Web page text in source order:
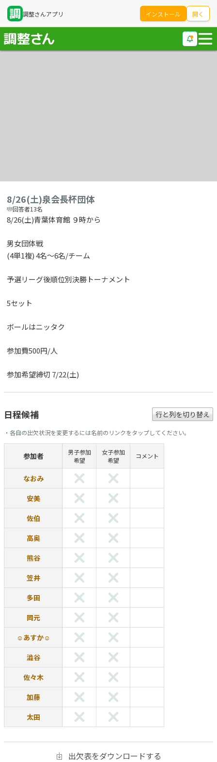
調整さんアプリ インストール 開く
8/26(土)泉会長杯団体
回答者13名
8/26(土)青葉体育館 ９時から
男女団体戦
(4単1複) 4名～6名/チーム
予選リーグ後順位別決勝トーナメント
5セット
ボールはニッタク
参加費500円/人
参加希望締切 7/22(土)
日程候補 行と列を切り替え
・各自の出欠状況を変更するには名前のリンクをタップしてください。
参加者
男子参加
希望
女子参加
希望
コメント
なおみ
安美
佐伯
高奥
熊谷
笠井
多田
岡元
☺︎あすか☺︎
澁谷
佐々木
加藤
太田
出欠表をダウンロードする